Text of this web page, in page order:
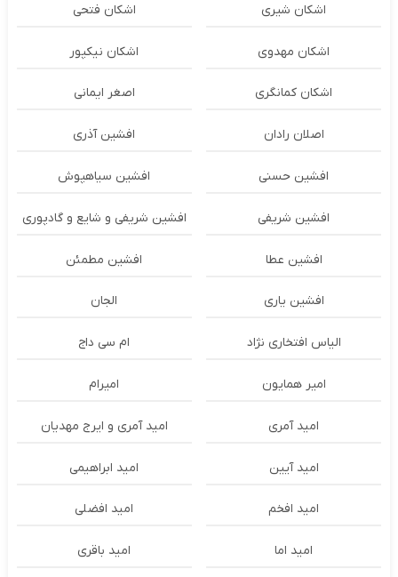
اشکان شیری اشکان فتحی
اشکان مهدوی اشکان نیکپور
اشکان‌ کمانگری اصغر ایمانی
اصلان رادان افشین آذری
افشین حسنی افشین سیاهپوش
افشین شریفی افشین شریفی و شایع و گادپوری
افشین عطا افشین مطمئن
افشین یاری الجان
الیاس افتخاری نژاد ام سی داج
امير همايون اميرام
امید آمری امید آمری و ایرج مهدیان
امید آیین امید ابراهیمی
امید افخم امید افضلی
امید اما امید باقری